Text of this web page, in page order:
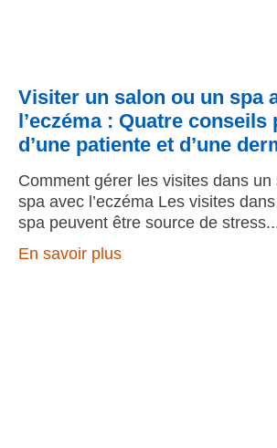
Visiter un salon ou un spa
l’eczéma : Quatre conseils
d’une patiente et d’une
Comment gérer les visites dans un
spa avec l’eczéma Les visites
spa peuvent être source de stress
En savoir plus